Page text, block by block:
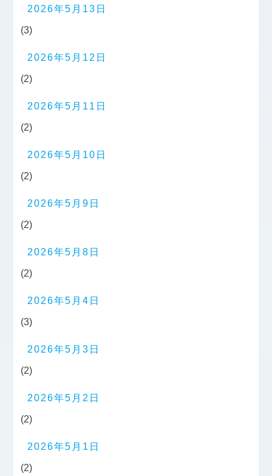
2026年5月13日
(3)
2026年5月12日
(2)
2026年5月11日
(2)
2026年5月10日
(2)
2026年5月9日
(2)
2026年5月8日
(2)
2026年5月4日
(3)
2026年5月3日
(2)
2026年5月2日
(2)
2026年5月1日
(2)